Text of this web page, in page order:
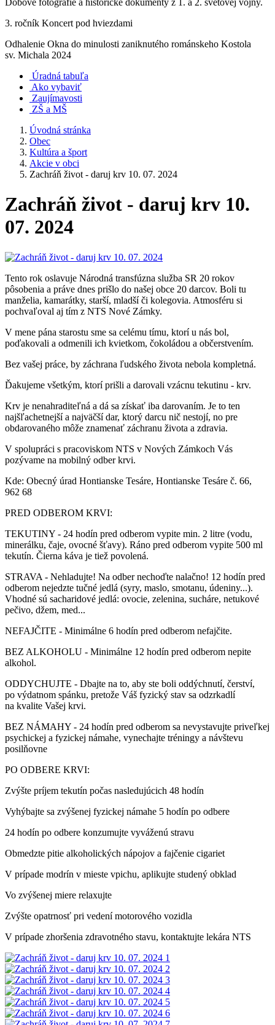
Dobové fotografie a historické dokumenty z 1. a 2. svetovej vojny.
3. ročník Koncert pod hviezdami
Odhalenie Okna do minulosti zaniknutého románskeho Kostola
sv. Michala 2024
Úradná tabuľa
Ako vybaviť
Zaujímavosti
ZŠ a MŠ
Úvodná stránka
Obec
Kultúra a šport
Akcie v obci
Zachráň život - daruj krv 10. 07. 2024
Zachráň život - daruj krv 10.
07. 2024
Tento rok oslavuje Národná transfúzna služba SR 20 rokov
pôsobenia a práve dnes prišlo do našej obce 20 darcov. Boli tu
manželia, kamarátky, starší, mladší či kolegovia. Atmosféru si
pochvaľoval aj tím z NTS Nové Zámky.
V mene pána starostu sme sa celému tímu, ktorí u nás bol,
poďakovali a odmenili ich kvietkom, čokoládou a občerstvením.
Bez vašej práce, by záchrana ľudského života nebola kompletná.
Ďakujeme všetkým, ktorí prišli a darovali vzácnu tekutinu - krv.
Krv je nenahraditeľná a dá sa získať iba darovaním. Je to ten
najšľachetnejší a najväčší dar, ktorý darcu nič nestojí, no pre
obdarovaného môže znamenať záchranu života a zdravia.
V spolupráci s pracoviskom NTS v Nových Zámkoch Vás
pozývame na mobilný odber krvi.
Kde: Obecný úrad Hontianske Tesáre, Hontianske Tesáre č. 66,
962 68
PRED ODBEROM KRVI:
TEKUTINY - 24 hodín pred odberom vypite min. 2 litre (vodu,
minerálku, čaje, ovocné šťavy). Ráno pred odberom vypite 500 ml
tekutín. Čierna káva je tiež povolená.
STRAVA - Nehladujte! Na odber nechoďte nalačno! 12 hodín pred
odberom nejedzte tučné jedlá (syry, maslo, smotanu, údeniny...).
Vhodné sú sacharidové jedlá: ovocie, zelenina, sucháre, netukové
pečivo, džem, med...
NEFAJČITE - Minimálne 6 hodín pred odberom nefajčite.
BEZ ALKOHOLU - Minimálne 12 hodín pred odberom nepite
alkohol.
ODDYCHUJTE - Dbajte na to, aby ste boli oddýchnutí, čerství,
po výdatnom spánku, pretože Váš fyzický stav sa odzrkadlí
na kvalite Vašej krvi.
BEZ NÁMAHY - 24 hodín pred odberom sa nevystavujte priveľkej
psychickej a fyzickej námahe, vynechajte tréningy a návštevu
posilňovne
PO ODBERE KRVI:
Zvýšte príjem tekutín počas nasledujúcich 48 hodín
Vyhýbajte sa zvýšenej fyzickej námahe 5 hodín po odbere
24 hodín po odbere konzumujte vyváženú stravu
Obmedzte pitie alkoholických nápojov a fajčenie cigariet
V prípade modrín v mieste vpichu, aplikujte studený obklad
Vo zvýšenej miere relaxujte
Zvýšte opatrnosť pri vedení motorového vozidla
V prípade zhoršenia zdravotného stavu, kontaktujte lekára NTS